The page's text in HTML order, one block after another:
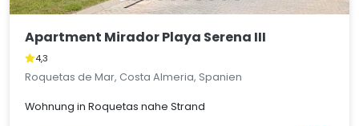
Apartment Mirador Playa Serena III
4,3
Roquetas de Mar, Costa Almeria, Spanien
Wohnung in Roquetas nahe Strand